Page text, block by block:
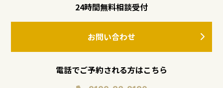
これらの情報は、上記個人情報の収集の目的のため利用され
ます。また、お客様の個人情報は、適切な管理（組織的、人的、物
理的、技術的な措置）を行い、漏洩、滅失､毀損の防止のために適
24時間無料相談受付
お問い合わせ
電話でご予約される方はこちら